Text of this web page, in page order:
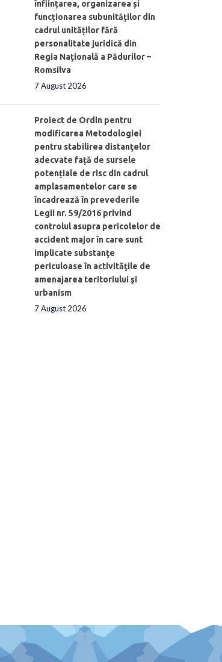
înființarea, organizarea și
funcționarea subunităților din
cadrul unităților fără
personalitate juridică din
Regia Națională a Pădurilor –
Romsilva
7 August 2026
Proiect de Ordin pentru
modificarea Metodologiei
pentru stabilirea distanţelor
adecvate față de sursele
potențiale de risc din cadrul
amplasamentelor care se
încadrează în prevederile
Legii nr. 59/2016 privind
controlul asupra pericolelor de
accident major în care sunt
implicate substanţe
periculoase în activităţile de
amenajarea teritoriului şi
urbanism
7 August 2026